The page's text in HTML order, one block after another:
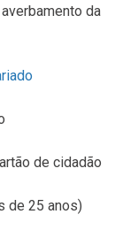
da
de cidadão
de 25 anos)